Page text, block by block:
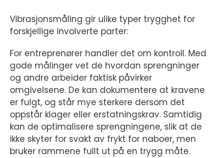
Vibrasjonsmåling gir ulike typer trygghet for
forskjellige involverte parter:
For entreprenører handler det om kontroll. Med
gode målinger vet de hvordan sprengninger
og andre arbeider faktisk påvirker
omgivelsene. De kan dokumentere at kravene
er fulgt, og står mye sterkere dersom det
oppstår klager eller erstatningskrav. Samtidig
kan de optimalisere sprengningene, slik at de
ikke skyter for svakt av frykt for naboer, men
bruker rammene fullt ut på en trygg måte.